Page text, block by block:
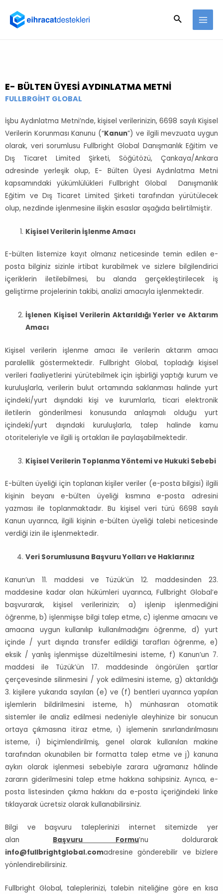
E- BÜLTEN ÜYESİ AYDINLATMA METNİ
FULLBRGİHT GLOBAL
İşbu Aydınlatma Metni’nde, kişisel verilerinizin, 6698 sayılı Kişisel
Verilerin Korunması Kanunu (“Kanun”) ve ilgili mevzuata uygun
olarak, veri sorumlusu Fullbright Global Danışmanlık Eğitim ve
Dış Ticaret Limited Şirketi, Söğütözü, Çankaya/Ankara
adresinde yerleşik olup, E- Bülten Üyesi Aydınlatma Metni
kapsamındaki yükümlülükleri Fullbright Global Danışmanlık
Eğitim ve Dış Ticaret Limited Şirketi tarafından yürütülecek
olup, nezdinde işlenmesine ilişkin esaslar aşağıda belirtilmiştir.
Kişisel Verilerin İşlenme Amacı
E-bülten listemize kayıt olmanız neticesinde temin edilen e-
posta bilginiz sizinle irtibat kurabilmek ve sizlere bilgilendirici
içeriklerin iletilebilmesi, bu alanda gerçekleştirilecek iş
geliştirme projelerinin takibi, analizi amacıyla işlenmektedir.
İşlenen Kişisel Verilerin Aktarıldığı Yerler ve Aktarım
Amacı
Kişisel verilerin işlenme amacı ile verilerin aktarım amacı
paralellik göstermektedir. Fullbright Global, topladığı kişisel
verileri faaliyetlerini yürütebilmek için işbirliği yaptığı kurum ve
kuruluşlarla, verilerin bulut ortamında saklanması halinde yurt
içindeki/yurt dışındaki kişi ve kurumlarla, ticari elektronik
iletilerin gönderilmesi konusunda anlaşmalı olduğu yurt
içindeki/yurt dışındaki kuruluşlarla, talep halinde kamu
otoriteleriyle ve ilgili iş ortakları ile paylaşabilmektedir.
Kişisel Verilerin Toplanma Yöntemi ve Hukuki Sebebi
E-bülten üyeliği için toplanan kişiler veriler (e-posta bilgisi) ilgili
kişinin beyanı e-bülten üyeliği kısmına e-posta adresini
yazması ile toplanmaktadır. Bu kişisel veri türü 6698 sayılı
Kanun uyarınca, ilgili kişinin e-bülten üyeliği talebi neticesinde
verdiği izin ile işlenmektedir.
Veri Sorumlusuna Başvuru Yolları ve Haklarınız
Kanun’un 11. maddesi ve Tüzük’ün 12. maddesinden 23.
maddesine kadar olan hükümleri uyarınca, Fullbright Global’e
başvurarak, kişisel verilerinizin; a) işlenip işlenmediğini
öğrenme, b) işlenmişse bilgi talep etme, c) işlenme amacını ve
amacına uygun kullanılıp kullanılmadığını öğrenme, d) yurt
içinde / yurt dışında transfer edildiği tarafları öğrenme, e)
eksik / yanlış işlenmişse düzeltilmesini isteme, f) Kanun’un 7.
maddesi ile Tüzük’ün 17. maddesinde öngörülen şartlar
çerçevesinde silinmesini / yok edilmesini isteme, g) aktarıldığı
3. kişilere yukarıda sayılan (e) ve (f) bentleri uyarınca yapılan
işlemlerin bildirilmesini isteme, h) münhasıran otomatik
sistemler ile analiz edilmesi nedeniyle aleyhinize bir sonucun
ortaya çıkmasına itiraz etme, ı) işlemenin sınırlandırılmasını
isteme, i) biçimlendirilmiş, genel olarak kullanılan makine
tarafından okunabilen bir formatta talep etme ve j) kanuna
aykırı olarak işlenmesi sebebiyle zarara uğramanız hâlinde
zararın giderilmesini talep etme hakkına sahipsiniz. Ayrıca, e-
posta listesinden çıkma hakkını da e-posta içeriğindeki linke
tıklayarak ücretsiz olarak kullanabilirsiniz.
Bilgi ve başvuru taleplerinizi internet sitemizde yer
alan Başvuru Formu’nu doldurarak
info@fullbrightglobal.comadresine gönderebilir ve bizlere
yönlendirebilirsiniz.
Fullbright Global, taleplerinizi, talebin niteliğine göre en kısa